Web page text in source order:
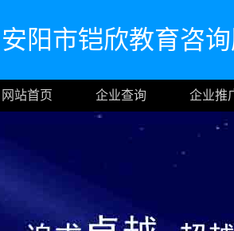
安阳市铠欣教育咨
网站首页 企业查询 企业推